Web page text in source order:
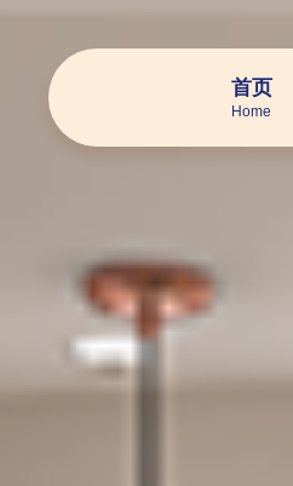
首页
Home